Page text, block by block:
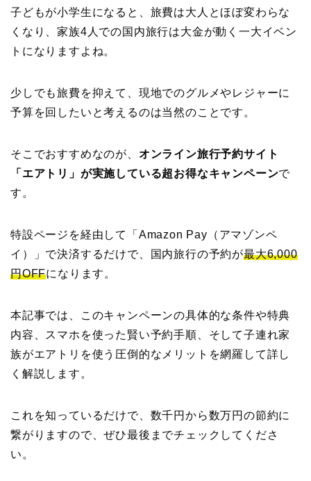
子どもが小学生になると、旅費は大人とほぼ変わらな
くなり、家族4人での国内旅行は大金が動く一大イベン
トになりますよね。
少しでも旅費を抑えて、現地でのグルメやレジャーに
予算を回したいと考えるのは当然のことです。
そこでおすすめなのが、 オンライン旅行予約サイト
「エアトリ」が実施している超お得なキャンペーンで
す。
特設ページを経由して「Amazon Pay（アマゾンペ
イ）」で決済するだけで、国内旅行の予約が最大6,000
円OFFになります。
本記事では、このキャンペーンの具体的な条件や特典
内容、スマホを使った賢い予約手順、そして子連れ家
族がエアトリを使う圧倒的なメリットを網羅して詳し
く解説します。
これを知っているだけで、数千円から数万円の節約に
繋がりますので、ぜひ最後までチェックしてくださ
い。